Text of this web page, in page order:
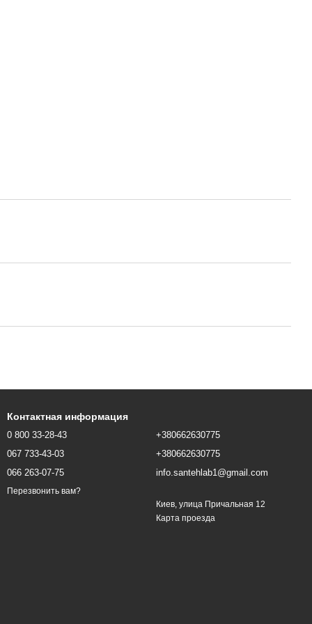
Контактная информация
0 800 33-28-43
067 733-43-03
066 263-07-75
Перезвонить вам?
+380662630775
+380662630775
info.santehlab1@gmail.com
Киев, улица Причальная 12
Карта проезда